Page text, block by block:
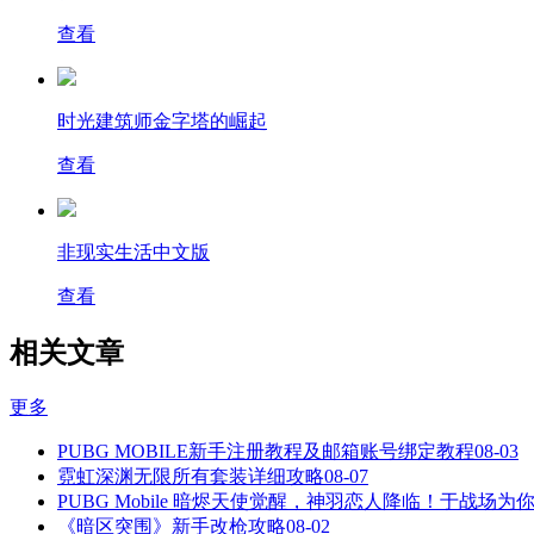
查看
时光建筑师金字塔的崛起
查看
非现实生活中文版
查看
相关文章
更多
PUBG MOBILE新手注册教程及邮箱账号绑定教程08-03
霓虹深渊无限所有套装详细攻略08-07
PUBG Mobile 暗烬天使觉醒，神羽恋人降临！于战场为
《暗区突围》新手改枪攻略08-02